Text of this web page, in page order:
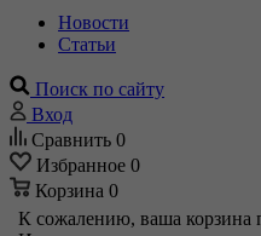
Новости
Статьи
Поиск по сайту
Вход
Сравнить 0
Избранное 0
Корзина 0
К сожалению, ваша корзина